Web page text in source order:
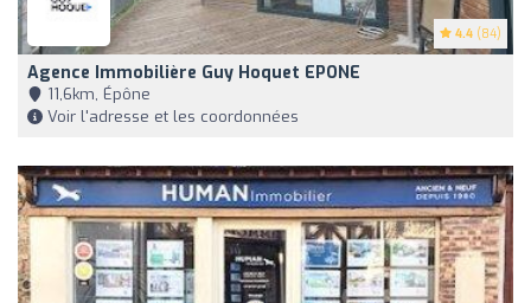
4.4 (84)
Agence Immobilière Guy Hoquet EPONE
11,6km, Épône
Voir l'adresse et les coordonnées